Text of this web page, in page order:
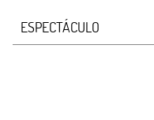
ESPECTÁCULO